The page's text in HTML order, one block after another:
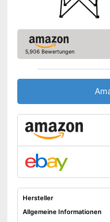
Belastbarkeit maximal
Rutschfeste Gummifüße
Vorteile
Amazon Lieferzeit
5,906 Bewertungen
Hersteller
Allgemeine Informationen